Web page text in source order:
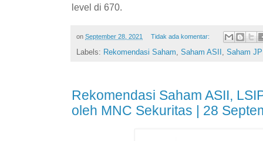
level di 670.
on September 28, 2021 Tidak ada komentar:
Labels: Rekomendasi Saham, Saham ASII , Saham
Rekomendasi Saham ASII,
oleh MNC Sekuritas | 28